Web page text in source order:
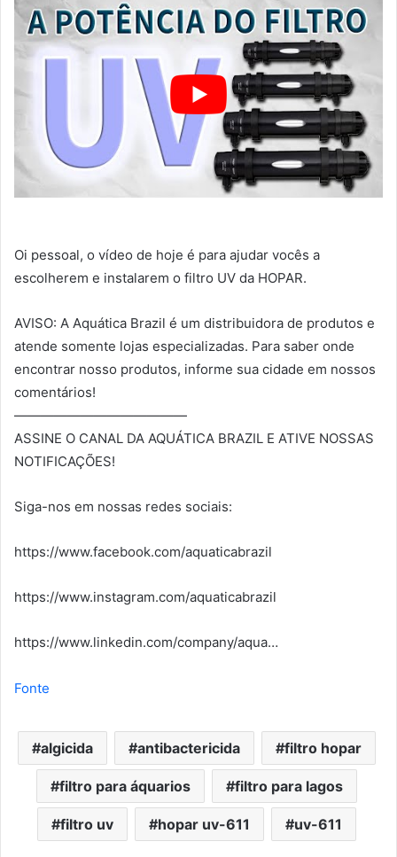
Oi pessoal, o vídeo de hoje é para ajudar vocês a
escolherem e instalarem o filtro UV da HOPAR.
AVISO: A Aquática Brazil é um distribuidora de produtos e
atende somente lojas especializadas. Para saber onde
encontrar nosso produtos, informe sua cidade em nossos
comentários!
—————————————
ASSINE O CANAL DA AQUÁTICA BRAZIL E ATIVE NOSSAS
NOTIFICAÇÕES!
Siga-nos em nossas redes sociais:
https://www.facebook.com/aquaticabrazil
https://www.instagram.com/aquaticabrazil
https://www.linkedin.com/company/aqua…
Fonte
algicida antibactericida filtro hopar
filtro para áquarios filtro para lagos
filtro uv hopar uv-611 uv-611